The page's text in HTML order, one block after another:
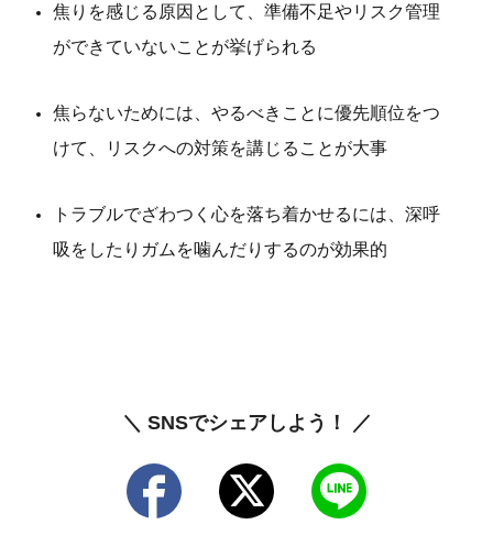
焦りを感じる原因として、準備不足やリスク管理
ができていないことが挙げられる
焦らないためには、やるべきことに優先順位をつ
けて、リスクへの対策を講じることが大事
トラブルでざわつく心を落ち着かせるには、深呼
吸をしたりガムを噛んだりするのが効果的
＼ SNSでシェアしよう！ ／